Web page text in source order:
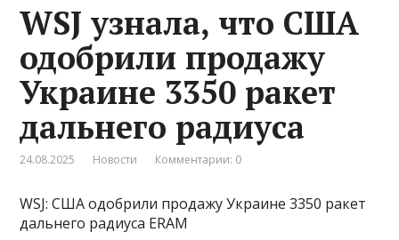
WSJ узнала, что США
одобрили продажу
Украине 3350 ракет
дальнего радиуса
24.08.2025 Новости Комментарии: 0
WSJ: США одобрили продажу Украине 3350 ракет
дальнего радиуса ERAM